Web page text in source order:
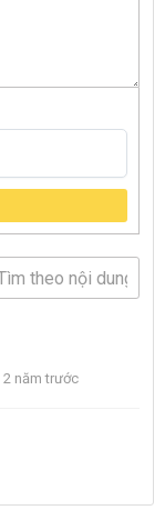
2 năm trước